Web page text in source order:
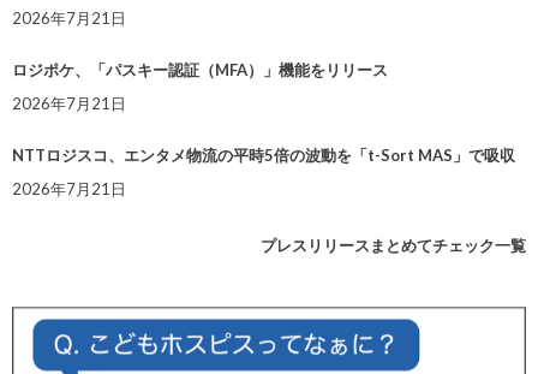
2026年7月21日
ロジポケ、「パスキー認証（MFA）」機能をリリース
2026年7月21日
NTTロジスコ、エンタメ物流の平時5倍の波動を「t-Sort MAS」で吸収
2026年7月21日
プレスリリースまとめてチェック一覧